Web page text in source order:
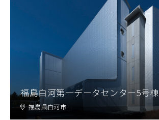
福島白河第一データセンター5号棟
福島県白河市